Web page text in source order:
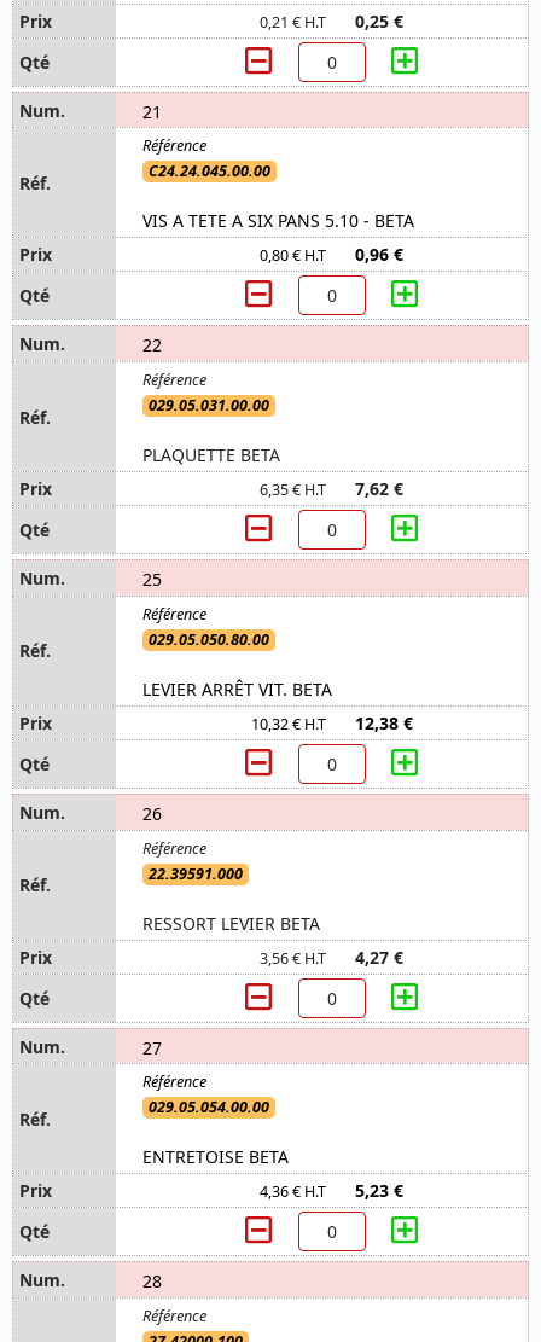
0,21 € H.T 0,25 €
21
C24.24.045.00.00
VIS A TETE A SIX PANS 5.10 - BETA
0,80 € H.T 0,96 €
22
029.05.031.00.00
PLAQUETTE BETA
6,35 € H.T 7,62 €
25
029.05.050.80.00
LEVIER ARRÊT VIT. BETA
10,32 € H.T 12,38 €
26
22.39591.000
RESSORT LEVIER BETA
3,56 € H.T 4,27 €
27
029.05.054.00.00
ENTRETOISE BETA
4,36 € H.T 5,23 €
28